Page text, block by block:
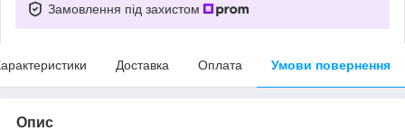
Замовлення під захистом
Доставка Оплата Умови повернення
Опис